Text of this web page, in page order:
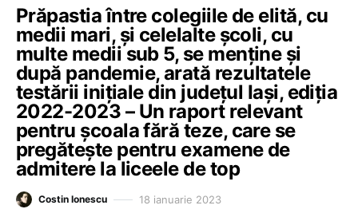
Prăpastia între colegiile de elită, cu
medii mari, și celelalte școli, cu
multe medii sub 5, se menține și
după pandemie, arată rezultatele
testării inițiale din județul Iași, ediția
2022-2023 – Un raport relevant
pentru școala fără teze, care se
pregătește pentru examene de
admitere la liceele de top
Costin Ionescu 18 ianuarie 2023